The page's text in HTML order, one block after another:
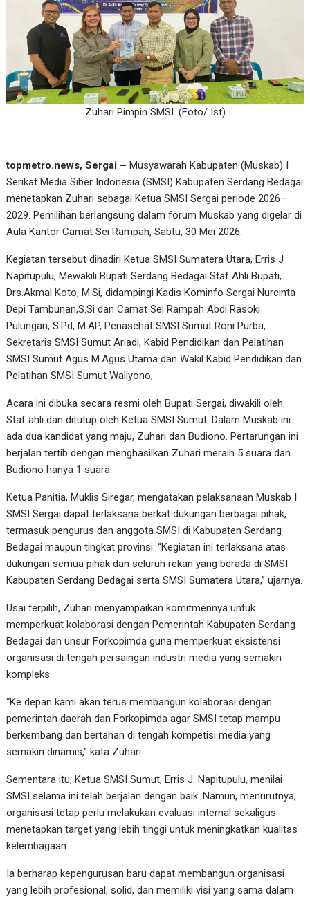
Zuhari Pimpin SMSI. (Foto/ Ist)
topmetro.news, Sergai –Musyawarah Kabupaten (Muskab) I
Serikat Media Siber Indonesia (SMSI) Kabupaten Serdang Bedagai
menetapkan Zuhari sebagai Ketua SMSI Sergai periode 2026–
2029. Pemilihan berlangsung dalam forum Muskab yang digelar di
Aula Kantor Camat Sei Rampah, Sabtu, 30 Mei 2026.
Kegiatan tersebut dihadiri Ketua SMSI Sumatera Utara, Erris J
Napitupulu, Mewakili Bupati Serdang Bedagai Staf Ahli Bupati,
Drs.Akmal Koto, M.Si, didampingi Kadis Kominfo Sergai Nurcinta
Depi Tambunan,S.Si dan Camat Sei Rampah Abdi Rasoki
Pulungan, S.Pd, M.AP, Penasehat SMSI Sumut Roni Purba,
Sekretaris SMSI Sumut Ariadi, Kabid Pendidikan dan Pelatihan
SMSI Sumut Agus M.Agus Utama dan Wakil Kabid Pendidikan dan
Pelatihan SMSI Sumut Waliyono,
Acara ini dibuka secara resmi oleh Bupati Sergai, diwakili oleh
Staf ahli dan ditutup oleh Ketua SMSI Sumut. Dalam Muskab ini
ada dua kandidat yang maju, Zuhari dan Budiono. Pertarungan ini
berjalan tertib dengan menghasilkan Zuhari meraih 5 suara dan
Budiono hanya 1 suara.
Ketua Panitia, Muklis Siregar, mengatakan pelaksanaan Muskab I
SMSI Sergai dapat terlaksana berkat dukungan berbagai pihak,
termasuk pengurus dan anggota SMSI di Kabupaten Serdang
Bedagai maupun tingkat provinsi. “Kegiatan ini terlaksana atas
dukungan semua pihak dan seluruh rekan yang berada di SMSI
Kabupaten Serdang Bedagai serta SMSI Sumatera Utara,” ujarnya.
Usai terpilih, Zuhari menyampaikan komitmennya untuk
memperkuat kolaborasi dengan Pemerintah Kabupaten Serdang
Bedagai dan unsur Forkopimda guna memperkuat eksistensi
organisasi di tengah persaingan industri media yang semakin
kompleks.
“Ke depan kami akan terus membangun kolaborasi dengan
pemerintah daerah dan Forkopimda agar SMSI tetap mampu
berkembang dan bertahan di tengah kompetisi media yang
semakin dinamis,” kata Zuhari.
Sementara itu, Ketua SMSI Sumut, Erris J. Napitupulu, menilai
SMSI selama ini telah berjalan dengan baik. Namun, menurutnya,
organisasi tetap perlu melakukan evaluasi internal sekaligus
menetapkan target yang lebih tinggi untuk meningkatkan kualitas
kelembagaan.
Ia berharap kepengurusan baru dapat membangun organisasi
yang lebih profesional, solid, dan memiliki visi yang sama dalam